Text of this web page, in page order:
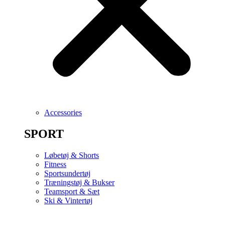
Accessories
SPORT
Løbetøj & Shorts
Fitness
Sportsundertøj
Træningstøj & Bukser
Teamsport & Sæt
Ski & Vintertøj